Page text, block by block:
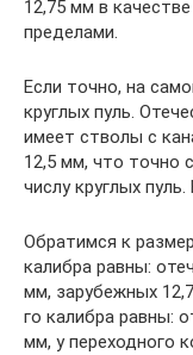
12,75 мм в
пределами.
Если точно, на
круглых пуль.
имеет стволы с
12,5 мм, что точно
числу круглых
Обратимся к
калибра равны:
мм, зарубежных
го калибра равны:
мм, у переходного